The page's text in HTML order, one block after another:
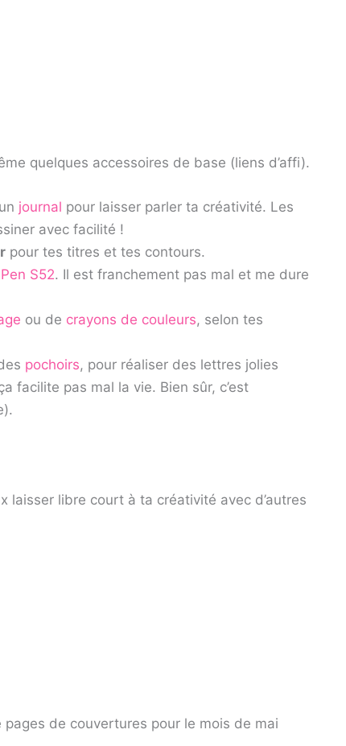
quelques accessoires de base (liens d’affi).
journal pour laisser parler ta créativité. Les
avec facilité !
pour tes titres et tes contours.
S52. Il est franchement pas mal et me dure
ou de crayons de couleurs, selon tes
pochoirs, pour réaliser des lettres jolies
facilite pas mal la vie. Bien sûr, c’est
laisser libre court à ta créativité avec d’autres
de couvertures pour le mois de mai